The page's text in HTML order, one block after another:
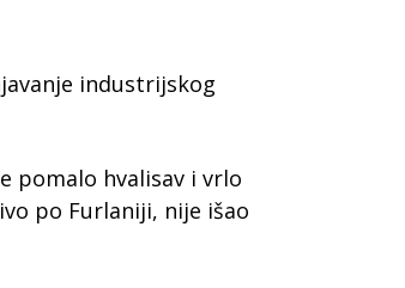
industrijskog
pomalo hvalisav i vrlo
po Furlaniji, nije išao